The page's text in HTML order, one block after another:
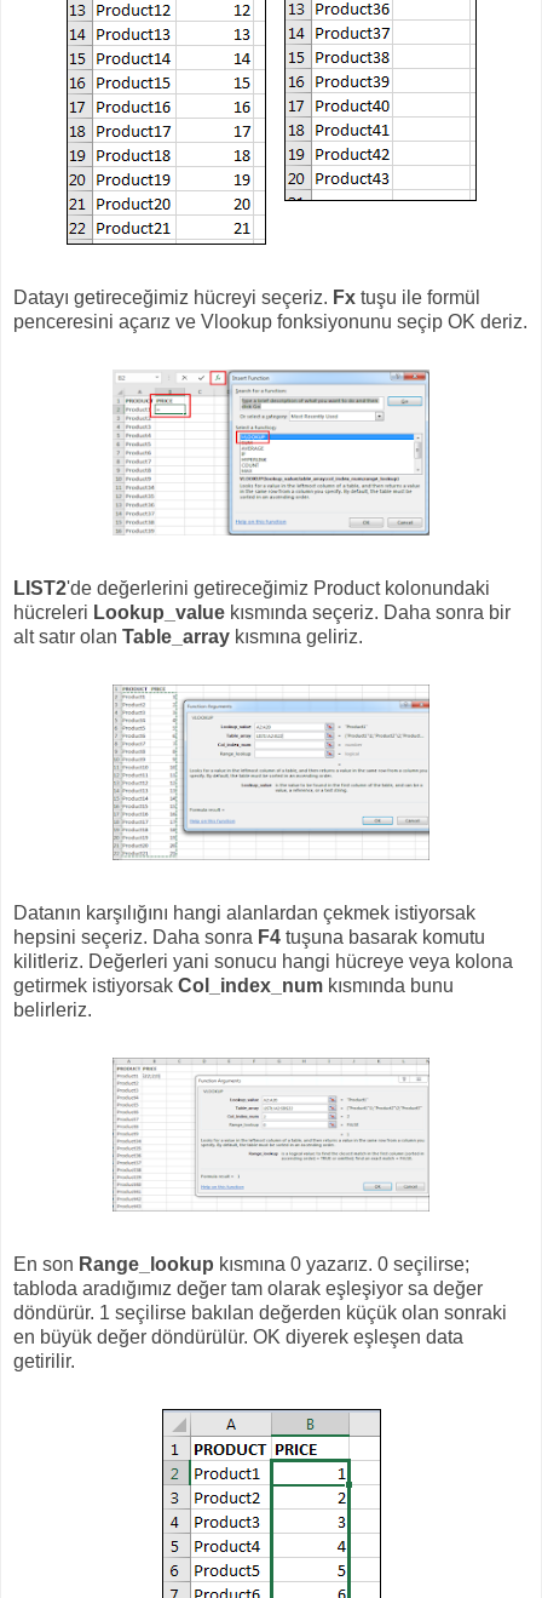
Datayı getireceğimiz hücreyi seçeriz. Fx tuşu ile formül
penceresini açarız ve Vlookup fonksiyonunu seçip OK deriz.
LIST2'de değerlerini getireceğimiz Product kolonundaki
hücreleri Lookup_value kısmında seçeriz. Daha sonra bir
alt satır olan Table_array kısmına geliriz.
Datanın karşılığını hangi alanlardan çekmek istiyorsak
hepsini seçeriz. Daha sonra F4 tuşuna basarak komutu
kilitleriz. Değerleri yani sonucu hangi hücreye veya kolona
getirmek istiyorsak Col_index_num kısmında bunu
belirleriz.
En son Range_lookup kısmına 0 yazarız. 0 seçilirse;
tabloda aradığımız değer tam olarak eşleşiyor sa değer
döndürür. 1 seçilirse bakılan değerden küçük olan sonraki
en büyük değer döndürülür. OK diyerek eşleşen data
getirilir.